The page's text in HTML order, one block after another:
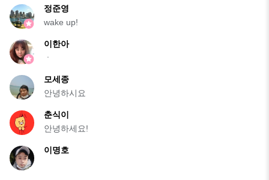
정준영
wake up!
이한아
ㆍ
모세종
안녕하시요
춘식이
안녕하세요!
이명호